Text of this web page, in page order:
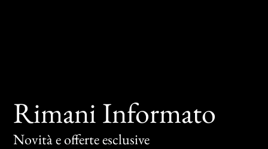
Rimani Informato
Novità e offerte esclusive